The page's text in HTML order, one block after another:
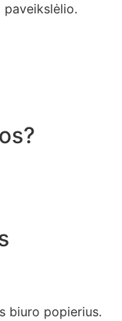
paveikslėlio.
biuro popierius.